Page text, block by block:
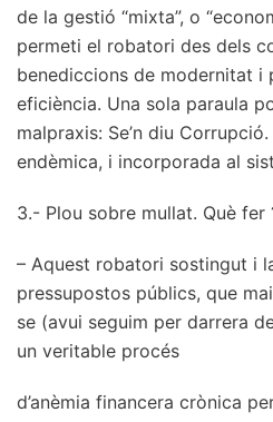
de la gestió “mixta”, o
permeti el robatori des dels
benediccions de modernitat i
eficiència. Una sola paraula
malpraxis: Se’n diu
endèmica, i incorporada al
3.- Plou sobre mullat. Què fer
– Aquest robatori sostingut i
pressupostos públics, que
se (avui seguim per darrera
un veritable procés
d’anèmia financera crònica